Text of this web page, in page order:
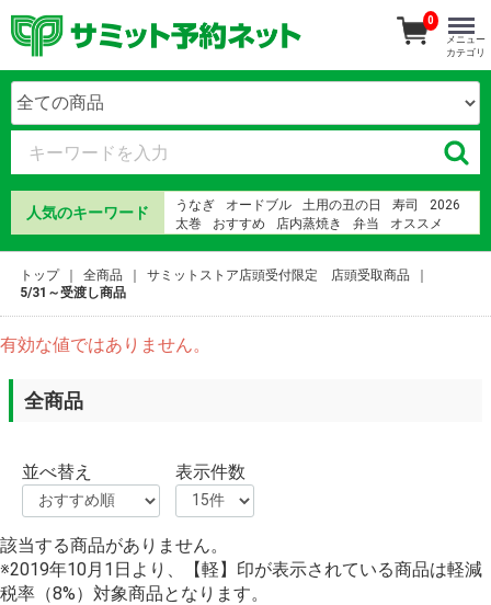
人気のキーワード うなぎ オードブル 土用の丑の日 寿司
2026
太巻
おすすめ 店内蒸焼き 弁当
オススメ
ちらし寿司
0
メニュー
カテゴリ
トップ 全商品
サミットストア店頭受付限定 店頭受取商品
5/31～受渡し商品
有効な値ではありません。
全商品
並べ替え 表示件数
該当する商品がありません。
※2019年10月1日より、【軽】印が表示されている商品は軽減
税率（8%）対象商品となります。